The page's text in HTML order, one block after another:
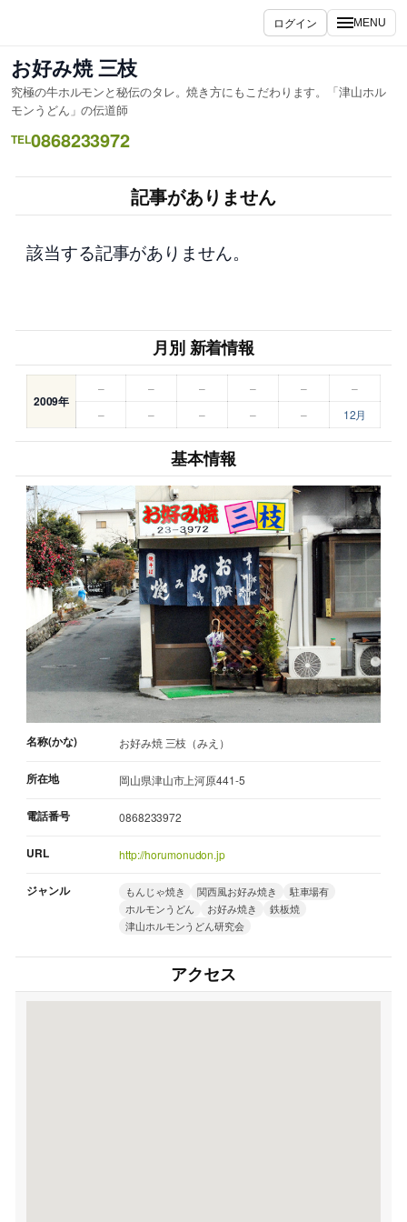
ス
キ
ッ
プ
ログイン MENU
お好み焼 三枝
究極の牛ホルモンと秘伝のタレ。焼き方にもこだわります。「津山ホル
モンうどん」の伝道師
TEL0868233972
記事がありません
該当する記事がありません。
月別 新着情報
2009年
– – – – –
–
–
– – – – 12月
基本情報
名称(かな) お好み焼 三枝（みえ）
所在地 岡山県津山市上河原441-5
電話番号 0868233972
URL http://horumonudon.jp
ジャンル もんじゃ焼き 関西風お好み焼き
駐車場有
ホルモンうどん
お好み焼き
鉄板焼
津山ホルモンうどん研究会
アクセス